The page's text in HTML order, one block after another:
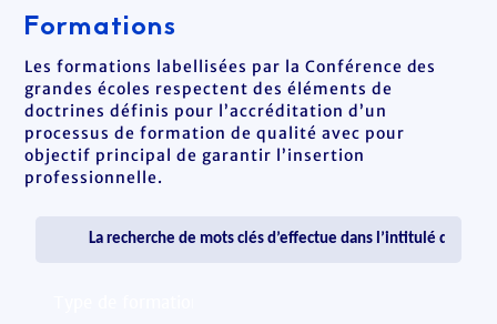
Formations
Les formations labellisées par la Conférence des
grandes écoles respectent des éléments de
doctrines définis pour l’accréditation d’un
processus de formation de qualité avec pour
objectif principal de garantir l’insertion
professionnelle.